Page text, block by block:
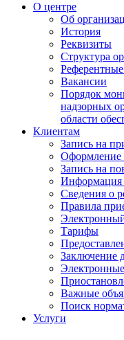
О центре
Об
История
Реквизиты
Структура
Вакансии
Порядок
надзорных
области
Клиентам
Запись на
Оформление
Запись на
Информация
Сведения о
Правила
Тарифы
Заключение
Важные
Поиск
Услуги